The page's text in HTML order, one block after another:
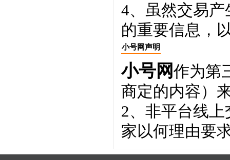
4、虽然交易
的重要信息，
小号网声明
小号网作为第
商定的内容）
2、非平台线
家以何理由要